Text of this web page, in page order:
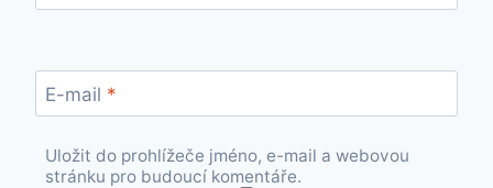
E-mail *
Uložit do prohlížeče jméno, e-mail a webovou
stránku pro budoucí komentáře.